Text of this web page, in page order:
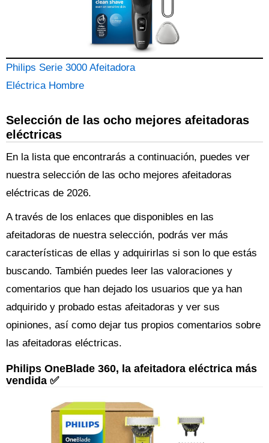
Philips Serie 3000 Afeitadora
Eléctrica Hombre
Selección de las ocho mejores afeitadoras
eléctricas
En la lista que encontrarás a continuación, puedes ver
nuestra selección de las ocho mejores afeitadoras
eléctricas de 2026.
A través de los enlaces que disponibles en las
afeitadoras de nuestra selección, podrás ver más
características de ellas y adquirirlas si son lo que estás
buscando. También puedes leer las valoraciones y
comentarios que han dejado los usuarios que ya han
adquirido y probado estas afeitadoras y ver sus
opiniones, así como dejar tus propios comentarios sobre
las afeitadoras eléctricas.
Philips OneBlade 360, la afeitadora eléctrica más
vendida ✅